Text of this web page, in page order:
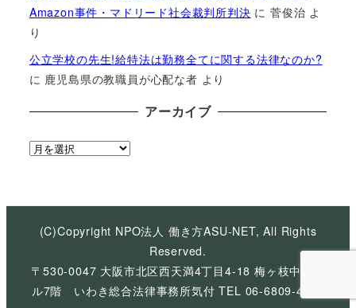
Amazon事件・マドリード社会裁判所判決 に菅俊治 よ
り
公立学校の先生!給特法は勤務全てに関する法律なのか?
に 鹿児島県の教職員が心配な者 より
アーカイブ
ア
イ
(C)Copyright NPO法人 働き方ASU-NET, All Rights
Reserved.
〒530-0047 大阪市北区西天満4丁目4-18 梅ヶ枝中央ビ
ル7階 いわき総合法律事務所気付 TEL 06-6809-4926